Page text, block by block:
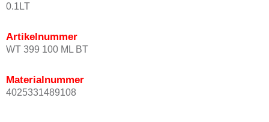
0.1LT
Artikelnummer
WT 399 100 ML BT
Materialnummer
4025331489108